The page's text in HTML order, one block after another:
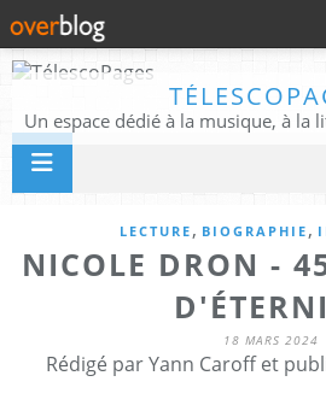
LECTURE , BIOGRAPHIE ,
NICOLE DRON -
18 MARS 2024
Rédigé par Yann Caroff et